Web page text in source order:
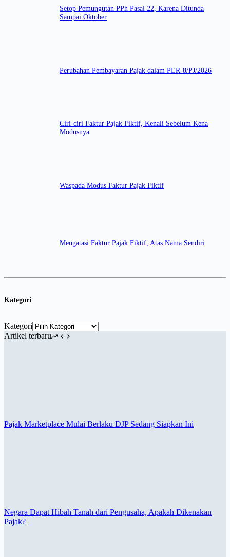
Setop Pemungutan PPh Pasal 22, Karena Ditunda
Sampai Oktober
Perubahan Pembayaran Pajak dalam PER-8/PJ/2026
Ciri-ciri Faktur Pajak Fiktif, Kenali Sebelum Kena
Modusnya
Waspada Modus Faktur Pajak Fiktif
Mengatasi Faktur Pajak Fiktif, Atas Nama Sendiri
Kategori
Kategori
Artikel terbaru
Pajak Marketplace Mulai Berlaku DJP Sedang Siapkan Ini
Negara Dapat Hibah Tanah dari Pengusaha, Apakah Dikenakan
Pajak?